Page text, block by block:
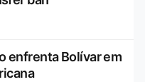
enfrenta Bolívar em